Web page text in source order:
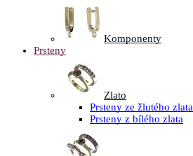
Komponenty
Prsteny
Zlato
Prsteny ze žlutého zlata
Prsteny z bílého zlata